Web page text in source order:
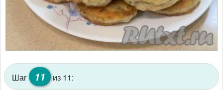
Шаг 11 из 11: